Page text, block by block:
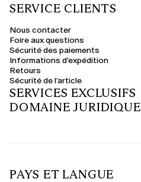
SERVICE CLIENTS
Nous contacter
Foire aux questions
Sécurité des paiements
Informations d'expédition
Retours
Sécurité de l’article
SERVICES EXCLUSIFS
DOMAINE JURIDIQUE
PAYS ET LANGUE